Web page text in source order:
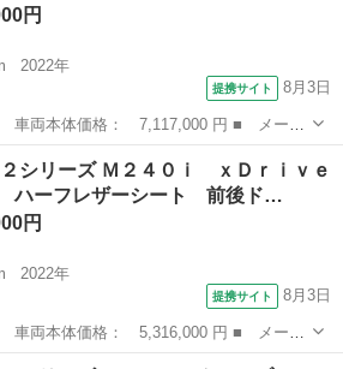
円
2022年
提携サイト 8月3日
Ｘ６ ■ グレード名： ｘＤｒｉｖ
排気量： 3000cc ■ ドア枚数： 5D...
２シリーズ Ｍ２４０ｉ ｘＤｒｉｖｅ
ハーフレザーシート 前後ド…
円
2022年
提携サイト 8月3日
２シリーズ ■ グレード名： Ｍ２４